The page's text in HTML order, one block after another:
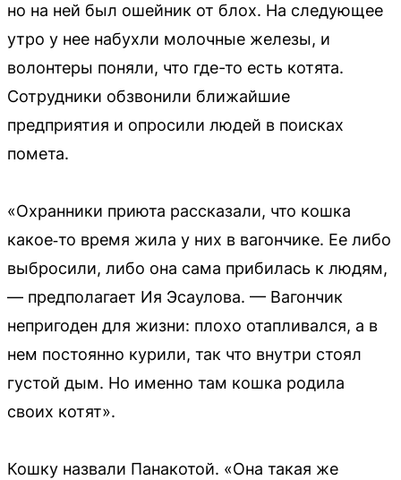
но на ней был ошейник от блох. На следующее
утро у нее набухли молочные железы, и
волонтеры поняли, что где-то есть котята.
Сотрудники обзвонили ближайшие
предприятия и опросили людей в поисках
помета.
«Охранники приюта рассказали, что кошка
какое‑то время жила у них в вагончике. Ее либо
выбросили, либо она сама прибилась к людям,
— предполагает Ия Эсаулова. — Вагончик
непригоден для жизни: плохо отапливался, а в
нем постоянно курили, так что внутри стоял
густой дым. Но именно там кошка родила
своих котят».
Кошку назвали Панакотой. «Она такая же